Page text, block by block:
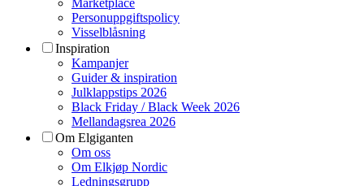
Marketplace
Personuppgiftspolicy
Visselblåsning
Inspiration
Kampanjer
Guider & inspiration
Julklappstips 2026
Black Friday / Black Week 2026
Mellandagsrea 2026
Om Elgiganten
Om oss
Om Elkjøp Nordic
Ledningsgrupp